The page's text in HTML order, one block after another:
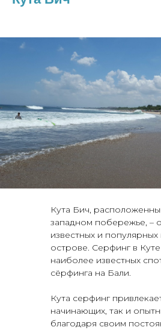
Кута Бич,
западном побережье, –
известных и популярных
острове. Серфинг в
наиболее известных
сёрфинга на Бали.
Кута серфинг
начинающих, так и
благодаря своим